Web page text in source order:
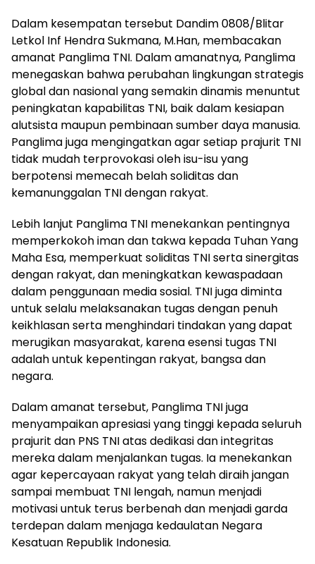
Dalam kesempatan tersebut Dandim 0808/Blitar
Letkol Inf Hendra Sukmana, M.Han, membacakan
amanat Panglima TNI. Dalam amanatnya, Panglima
menegaskan bahwa perubahan lingkungan strategis
global dan nasional yang semakin dinamis menuntut
peningkatan kapabilitas TNI, baik dalam kesiapan
alutsista maupun pembinaan sumber daya manusia.
Panglima juga mengingatkan agar setiap prajurit TNI
tidak mudah terprovokasi oleh isu-isu yang
berpotensi memecah belah soliditas dan
kemanunggalan TNI dengan rakyat.
Lebih lanjut Panglima TNI menekankan pentingnya
memperkokoh iman dan takwa kepada Tuhan Yang
Maha Esa, memperkuat soliditas TNI serta sinergitas
dengan rakyat, dan meningkatkan kewaspadaan
dalam penggunaan media sosial. TNI juga diminta
untuk selalu melaksanakan tugas dengan penuh
keikhlasan serta menghindari tindakan yang dapat
merugikan masyarakat, karena esensi tugas TNI
adalah untuk kepentingan rakyat, bangsa dan
negara.
Dalam amanat tersebut, Panglima TNI juga
menyampaikan apresiasi yang tinggi kepada seluruh
prajurit dan PNS TNI atas dedikasi dan integritas
mereka dalam menjalankan tugas. Ia menekankan
agar kepercayaan rakyat yang telah diraih jangan
sampai membuat TNI lengah, namun menjadi
motivasi untuk terus berbenah dan menjadi garda
terdepan dalam menjaga kedaulatan Negara
Kesatuan Republik Indonesia.